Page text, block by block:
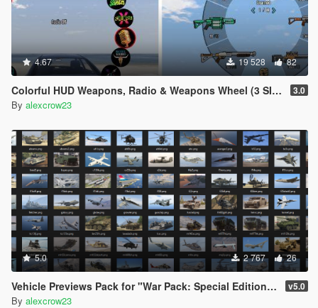
4.67 19 528 82
Colorful HUD Weapons, Radio & Weapons Wheel (3 SIZES) 3.0
By alexcrow23
5.0 2 767 26
Vehicle Previews Pack for "War Pack: Special Edition USA" v5.0
By alexcrow23